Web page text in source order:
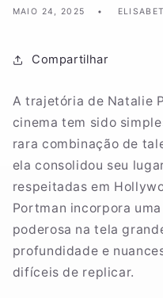
MAIO 24, 2025
Compartilhar
A trajetória de Natalie
cinema tem sido
rara combinação de
ela consolidou seu
respeitadas em
Portman incorpora
poderosa na tela
profundidade e
difíceis de replicar.